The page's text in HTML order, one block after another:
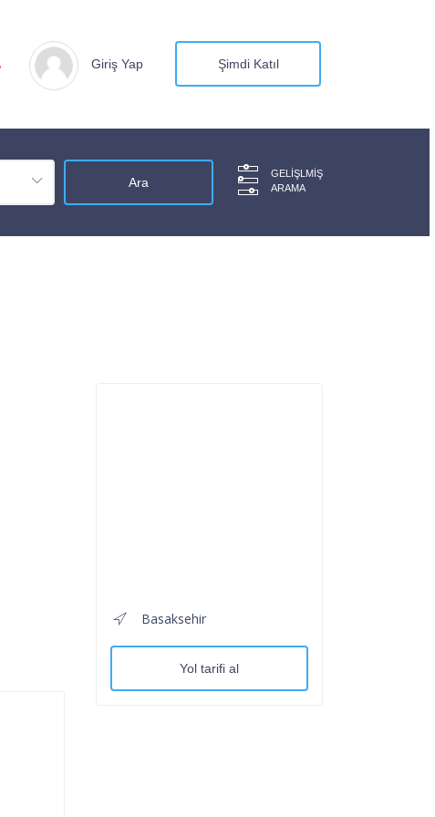
Giriş Yap Şimdi Katıl
GELIŞLMIŞ
ARAMA
Basaksehir
Yol tarifi al